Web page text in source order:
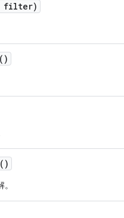
filter)
()
()